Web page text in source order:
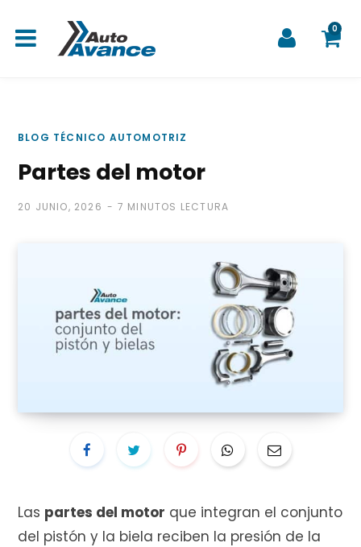
0
BLOG TÉCNICO AUTOMOTRIZ
Partes del motor
20 JUNIO, 2026 7 MINUTOS LECTURA
Las partes del motor que integran el conjunto
del pistón y la biela reciben la presión de la